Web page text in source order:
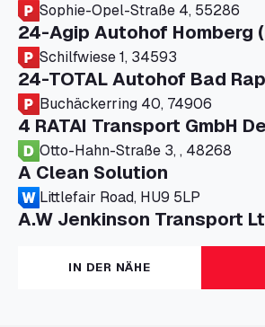
Sophie-Opel-Straße 4, 55286
24-Agip Autohof Homberg
Schilfwiese 1, 34593
24-TOTAL Autohof Bad
Buchäckerring 40, 74906
4 RATAI Transport GmbH
Otto-Hahn-Straße 3, , 48268
A Clean Solution
Littlefair Road, HU9 5LP
A.W Jenkinson Transport
Progress House, ME11 5GA
A+G Nettetal - Depot
Am Panneschopp 7, 41334
IN DER NÄHE